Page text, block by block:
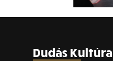
Dudás Kultúra